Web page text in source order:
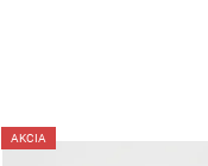
AKCIA